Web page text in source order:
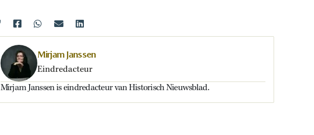
Mirjam Janssen
Eindredacteur
Mirjam Janssen is eindredacteur van Historisch Nieuwsblad.